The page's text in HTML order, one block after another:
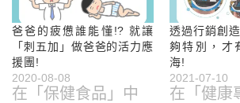
爸爸的疲憊誰能懂!? 就讓
「刺五加」做爸爸的活力應
援團!
2020-08-08
在「保健食品」中
透過行銷創
夠特別，才
海!
2021-07-10
在「健康